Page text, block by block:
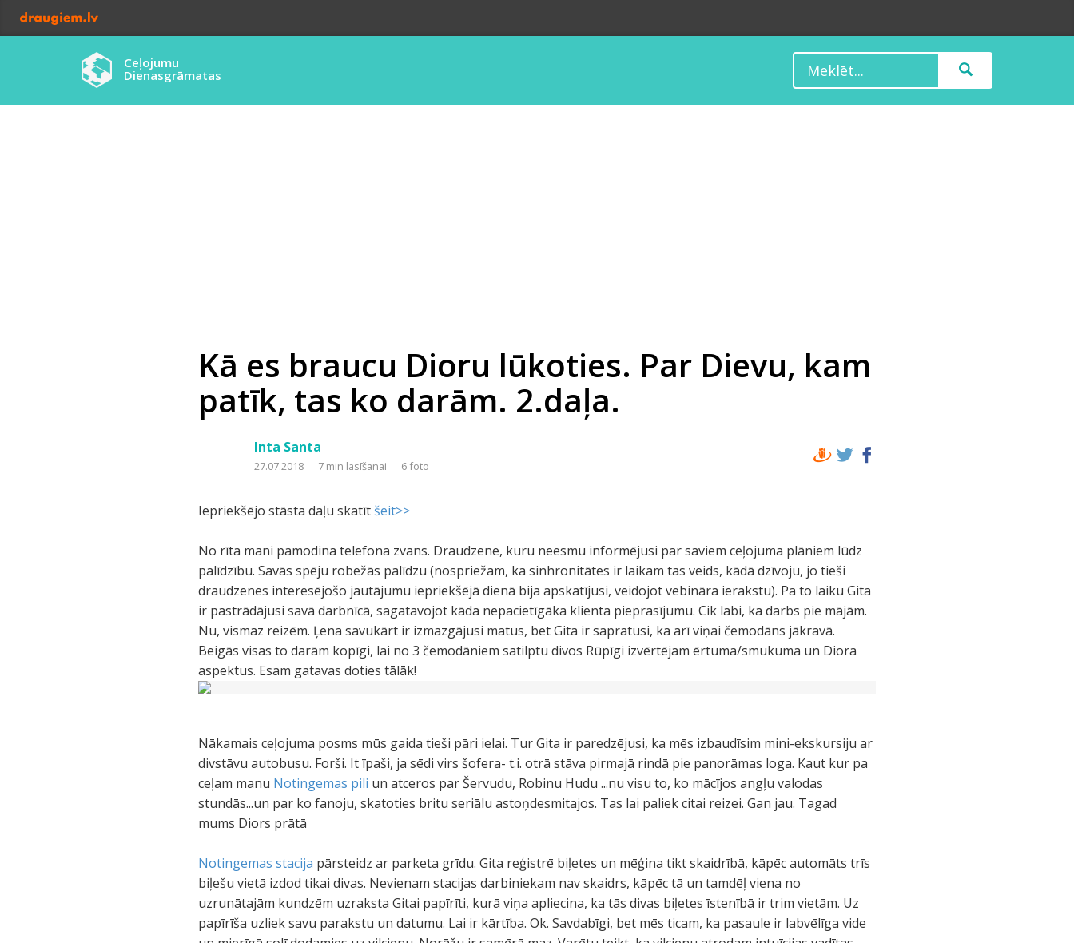
Ceļojumu
Dienasgrāmatas
Kā es braucu Dioru lūkoties. Par Dievu, kam
patīk, tas ko darām. 2.daļa.
Inta Santa
27.07.2018 7 min lasīšanai 6 foto
Iepriekšējo stāsta daļu skatītšeit>>
No rīta mani pamodina telefona zvans. Draudzene, kuru neesmu informējusi par saviem ceļojuma plāniem lūdz
palīdzību. Savās spēju robežās palīdzu (nospriežam, ka sinhronitātes ir laikam tas veids, kādā dzīvoju, jo tieši
draudzenes interesējošo jautājumu iepriekšējā dienā bija apskatījusi, veidojot vebināra ierakstu). Pa to laiku Gita
ir pastrādājusi savā darbnīcā, sagatavojot kāda nepacietīgāka klienta pieprasījumu. Cik labi, ka darbs pie mājām.
Nu, vismaz reizēm. Ļena savukārt ir izmazgājusi matus, bet Gita ir sapratusi, ka arī viņai čemodāns jākravā.
Beigās visas to darām kopīgi, lai no 3 čemodāniem satilptu divos Rūpīgi izvērtējam ērtuma/smukuma un Diora
aspektus. Esam gatavas doties tālāk!
Nākamais ceļojuma posms mūs gaida tieši pāri ielai. Tur Gita ir paredzējusi, ka mēs izbaudīsim mini-ekskursiju ar
divstāvu autobusu. Forši. It īpaši, ja sēdi virs šofera- t.i. otrā stāva pirmajā rindā pie panorāmas loga. Kaut kur pa
ceļam manu Notingemas pili un atceros par Šervudu, Robinu Hudu ...nu visu to, ko mācījos angļu valodas
stundās...un par ko fanoju, skatoties britu seriālu astoņdesmitajos. Tas lai paliek citai reizei. Gan jau. Tagad
mums Diors prātā
Notingemas stacija pārsteidz ar parketa grīdu. Gita reģistrē biļetes un mēģina tikt skaidrībā, kāpēc automāts trīs
biļešu vietā izdod tikai divas. Nevienam stacijas darbiniekam nav skaidrs, kāpēc tā un tamdēļ viena no
uzrunātajām kundzēm uzraksta Gitai papīrīti, kurā viņa apliecina, ka tās divas biļetes īstenībā ir trim vietām. Uz
papīrīša uzliek savu parakstu un datumu. Lai ir kārtība. Ok. Savdabīgi, bet mēs ticam, ka pasaule ir labvēlīga vide